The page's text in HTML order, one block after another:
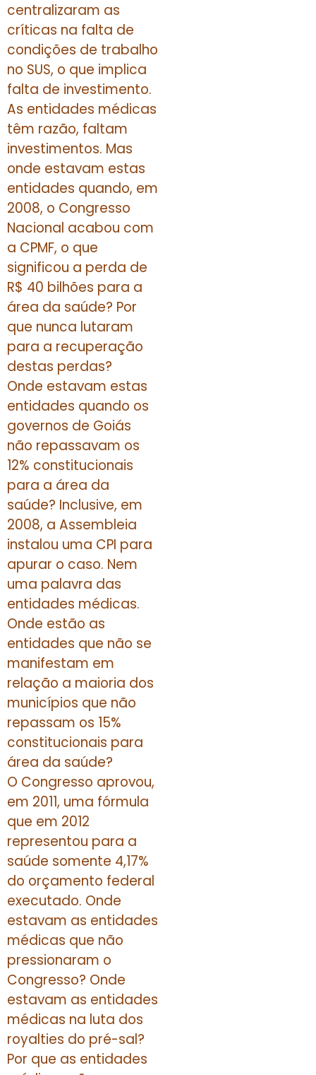
centralizaram as
críticas na falta de
condições de trabalho
no SUS, o que implica
falta de investimento.
As entidades médicas
têm razão, faltam
investimentos. Mas
onde estavam estas
entidades quando, em
2008, o Congresso
Nacional acabou com
a CPMF, o que
significou a perda de
R$ 40 bilhões para a
área da saúde? Por
que nunca lutaram
para a recuperação
destas perdas?
Onde estavam estas
entidades quando os
governos de Goiás
não repassavam os
12% constitucionais
para a área da
saúde? Inclusive, em
2008, a Assembleia
instalou uma CPI para
apurar o caso. Nem
uma palavra das
entidades médicas.
Onde estão as
entidades que não se
manifestam em
relação a maioria dos
municípios que não
repassam os 15%
constitucionais para
área da saúde?
O Congresso aprovou,
em 2011, uma fórmula
que em 2012
representou para a
saúde somente 4,17%
do orçamento federal
executado. Onde
estavam as entidades
médicas que não
pressionaram o
Congresso? Onde
estavam as entidades
médicas na luta dos
royalties do pré-sal?
Por que as entidades